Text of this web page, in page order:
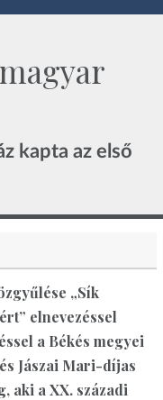
kapta az első
„Sík
elnevezéssel
a Békés megyei
Jászai Mari-díjas
aki a XX. századi